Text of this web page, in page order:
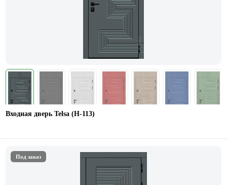
Входная дверь Telsa (Н-113)
Под заказ